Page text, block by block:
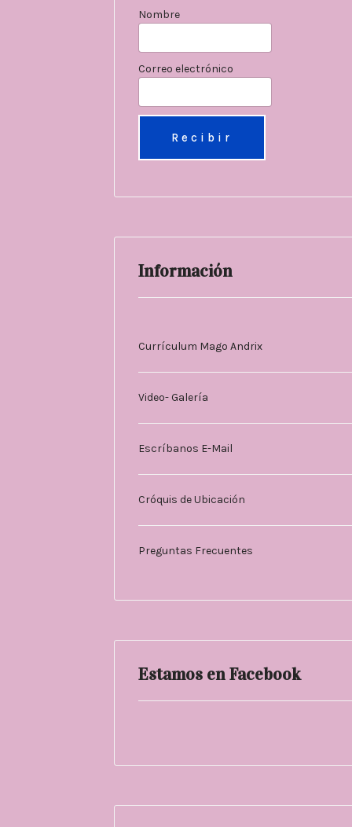
Nombre
Correo electrónico
Información
Currículum Mago Andrix
Video- Galería
Escríbanos E-Mail
Cróquis de Ubicación
Preguntas Frecuentes
Estamos en Facebook